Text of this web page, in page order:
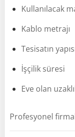
Kullanılacak
Kablo metrajı
Tesisatın
İşçilik süresi
Eve olan
Profesyonel